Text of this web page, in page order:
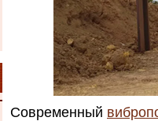
Современный